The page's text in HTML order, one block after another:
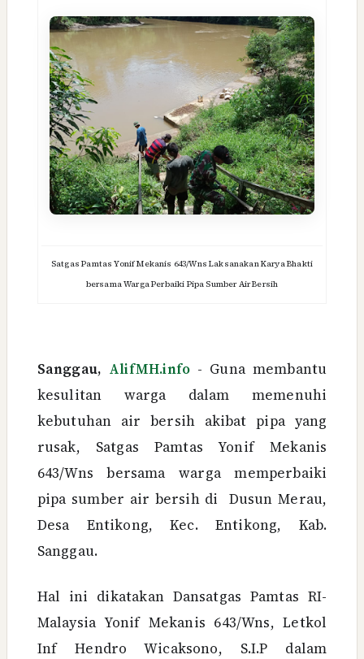
Satgas Pamtas Yonif Mekanis 643/Wns Laksanakan Karya Bhakti
bersama Warga Perbaiki Pipa Sumber Air Bersih
Sanggau, AlifMH.info - Guna membantu
kesulitan warga dalam memenuhi
kebutuhan air bersih akibat pipa yang
rusak, Satgas Pamtas Yonif Mekanis
643/Wns bersama warga memperbaiki
pipa sumber air bersih di Dusun Merau,
Desa Entikong, Kec. Entikong, Kab.
Sanggau.
Hal ini dikatakan Dansatgas Pamtas RI-
Malaysia Yonif Mekanis 643/Wns, Letkol
Inf Hendro Wicaksono, S.I.P dalam